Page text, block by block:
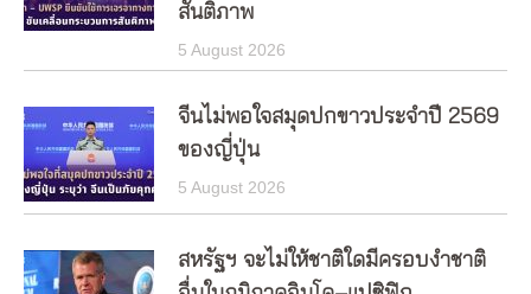
สันติภาพ
5 August 2026
จีนไม่พอใจสมุดปกขาวประจำปี 2569
ของญี่ปุ่น
5 August 2026
สหรัฐฯ จะไม่ให้ชาติใดมีครอบงำชาติ